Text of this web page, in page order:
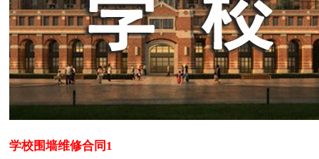
学校围墙维修合同1